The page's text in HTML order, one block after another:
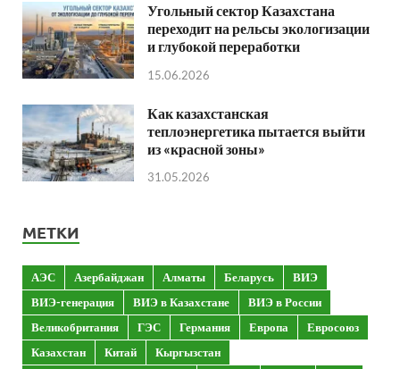
Угольный сектор Казахстана
переходит на рельсы экологизации
и глубокой переработки
15.06.2026
Как казахстанская
теплоэнергетика пытается выйти
из «красной зоны»
31.05.2026
МЕТКИ
АЭС Азербайджан Алматы Беларусь
ВИЭ
ВИЭ-генерация
ВИЭ в Казахстане
ВИЭ в России
Великобритания
ГЭС Германия Европа
Евросоюз
Казахстан
Китай
Кыргызстан